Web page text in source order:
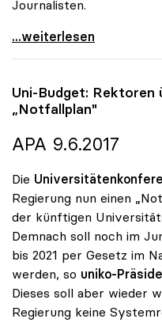
Journalisten.
Uni-Budget: Rektoren
...weiterlesen
Uni-Budget:
„Notfallplan"
APA 9.6.2017
Die
Regierung nun einen
der künftigen
Demnach soll noch im
bis 2021 per Gesetz im
werden, so uniko-
Dieses soll aber wieder
Regierung keine